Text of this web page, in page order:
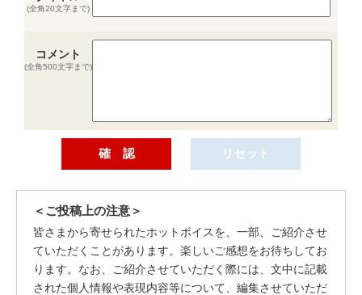
(全角20文字まで)
コメント
(全角500文字まで)
＜ご投稿上の注意＞
皆さまから寄せられたホットボイスを、一部、ご紹介させ
ていただくことがあります。楽しいご感想をお待ちしてお
ります。なお、ご紹介させていただく際には、文中に記載
された個人情報や表現内容等について、編集させていただ